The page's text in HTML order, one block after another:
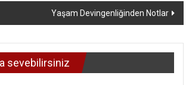
Yaşam Devingenliğinden Notlar
sevebilirsiniz